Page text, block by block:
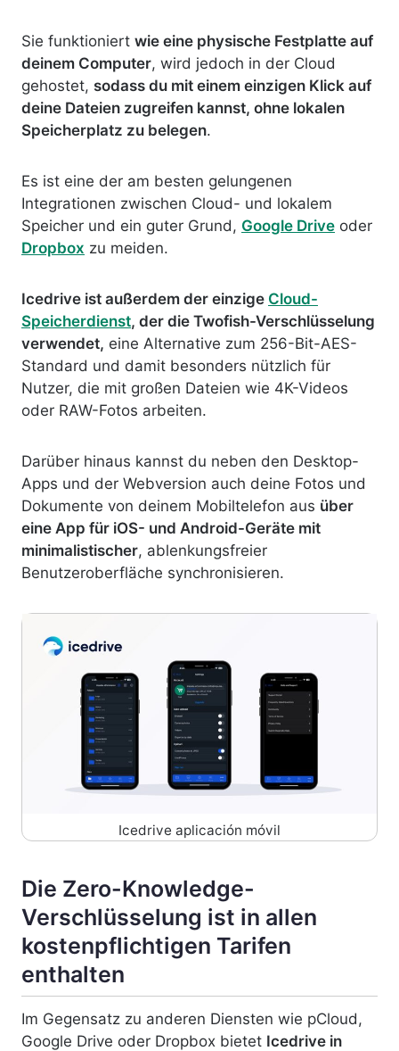
Sie funktioniert wie eine physische Festplatte auf
deinem Computer, wird jedoch in der Cloud
gehostet, sodass du mit einem einzigen Klick auf
deine Dateien zugreifen kannst, ohne lokalen
Speicherplatz zu belegen.
Es ist eine der am besten gelungenen
Integrationen zwischen Cloud- und lokalem
Speicher und ein guter Grund, Google Drive oder
Dropbox zu meiden.
Icedrive ist außerdem der einzige Cloud-
Speicherdienst, der die Twofish-Verschlüsselung
verwendet, eine Alternative zum 256-Bit-AES-
Standard und damit besonders nützlich für
Nutzer, die mit großen Dateien wie 4K-Videos
oder RAW-Fotos arbeiten.
Darüber hinaus kannst du neben den Desktop-
Apps und der Webversion auch deine Fotos und
Dokumente von deinem Mobiltelefon aus über
eine App für iOS- und Android-Geräte mit
minimalistischer, ablenkungsfreier
Benutzeroberfläche synchronisieren.
Icedrive aplicación móvil
Die Zero-Knowledge-
Verschlüsselung ist in allen
kostenpflichtigen Tarifen
enthalten
Im Gegensatz zu anderen Diensten wie pCloud,
Google Drive oder Dropbox bietet Icedrive in